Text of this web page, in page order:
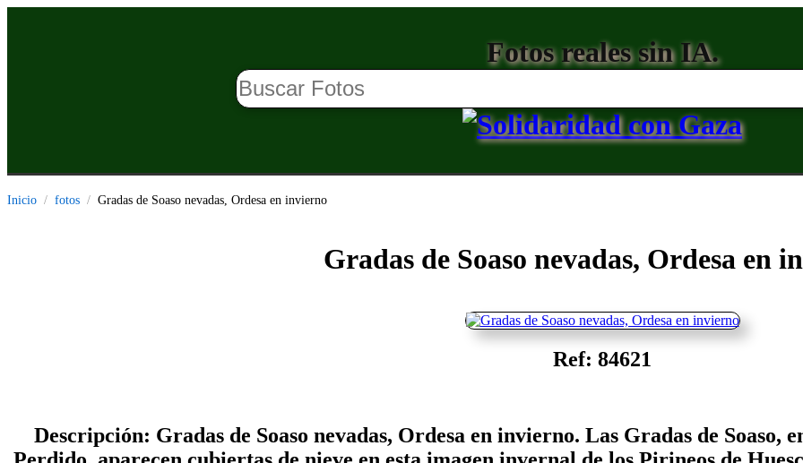
Fotos reales sin IA.
Inicio fotos Gradas de Soaso nevadas, Ordesa en invierno
Gradas de Soaso nevadas, Ordesa en
Ref: 84621
Descripción: Gradas de Soaso nevadas, Ordesa en invierno. Las Gradas de Soaso,